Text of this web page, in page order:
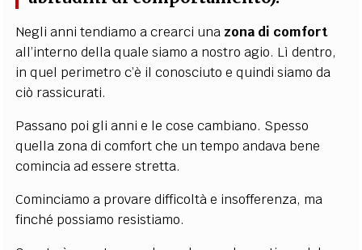
Negli anni tendiamo a crearci una zona di comfort
all’interno della quale siamo a nostro agio. Lì dentro,
in quel perimetro c’è il conosciuto e quindi siamo da
ciò rassicurati.
Passano poi gli anni e le cose cambiano. Spesso
quella zona di comfort che un tempo andava bene
comincia ad essere stretta.
Cominciamo a provare difficoltà e insofferenza, ma
finché possiamo resistiamo.